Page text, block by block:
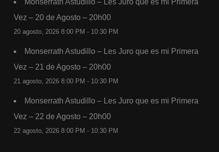
Monserrath Astudillo – Les Juro que es mi Primera
Vez – 20 de Agosto – 20h00
20 agosto, 2026 8:00 PM - 10:30 PM
Monserrath Astudillo – Les Juro que es mi Primera
Vez – 21 de Agosto – 20h00
21 agosto, 2026 8:00 PM - 10:30 PM
Monserrath Astudillo – Les Juro que es mi Primera
Vez – 22 de Agosto – 20h00
22 agosto, 2026 8:00 PM - 10:30 PM